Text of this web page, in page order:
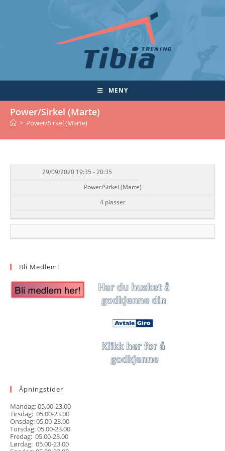
MENY
Power/Sirkel (Marte)
> Power/Sirkel (Marte)
DATO/TID EVENT TILGJENGELIGHET
29/09/2020 19:35 - 20:35
Power/Sirkel (Marte)
4 plasser
Bli Medlem!
Åpningstider
Mandag: 05.00-23.00
Tirsdag: 05.00-23.00
Onsdag: 05.00-23.00
Torsdag: 05.00-23.00
Fredag: 05.00-23.00
Lørdag: 05.00-23.00